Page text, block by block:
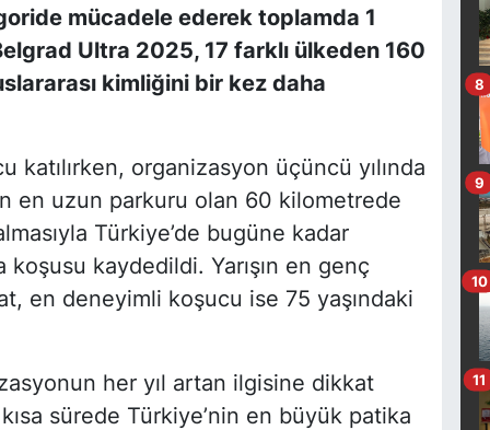
mücadele ederek toplamda 1
Ultra 2025, 17 farklı ülkeden 160
kimliğini bir kez daha
katılırken, organizasyon üçüncü yılında
en uzun parkuru olan 60 kilometrede
Türkiye’de bugüne kadar
kaydedildi. Yarışın en genç
en deneyimli koşucu ise 75 yaşındaki
her yıl artan ilgisine dikkat
sürede Türkiye’nin en büyük patika
8
9
10
11